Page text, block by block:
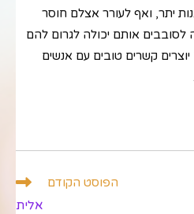
יתר, ואף לעורר אצלם חוסר
לסובבים אותם יכולה לגרום להם
קשרים טובים עם אנשים
הפוסט הקודם
אלית